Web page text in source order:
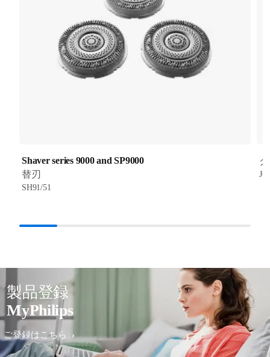
Shaver series 9000 and SP9000
替刃
SH91/51
製品登録
MyPhilips
ご登録はこちら